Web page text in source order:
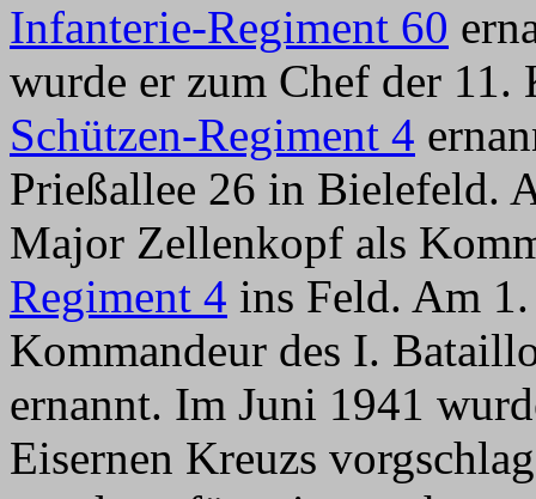
Infanterie-Regiment 60
wurde er zum Chef der
Schützen-Regiment 4
Prießallee 26 in Bielefeld.
Major Zellenkopf als
Regiment 4 ins Feld. Am
Kommandeur des I.
ernannt. Im Juni 1941
Eisernen Kreuzs